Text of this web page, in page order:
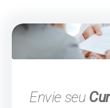
Envie seu